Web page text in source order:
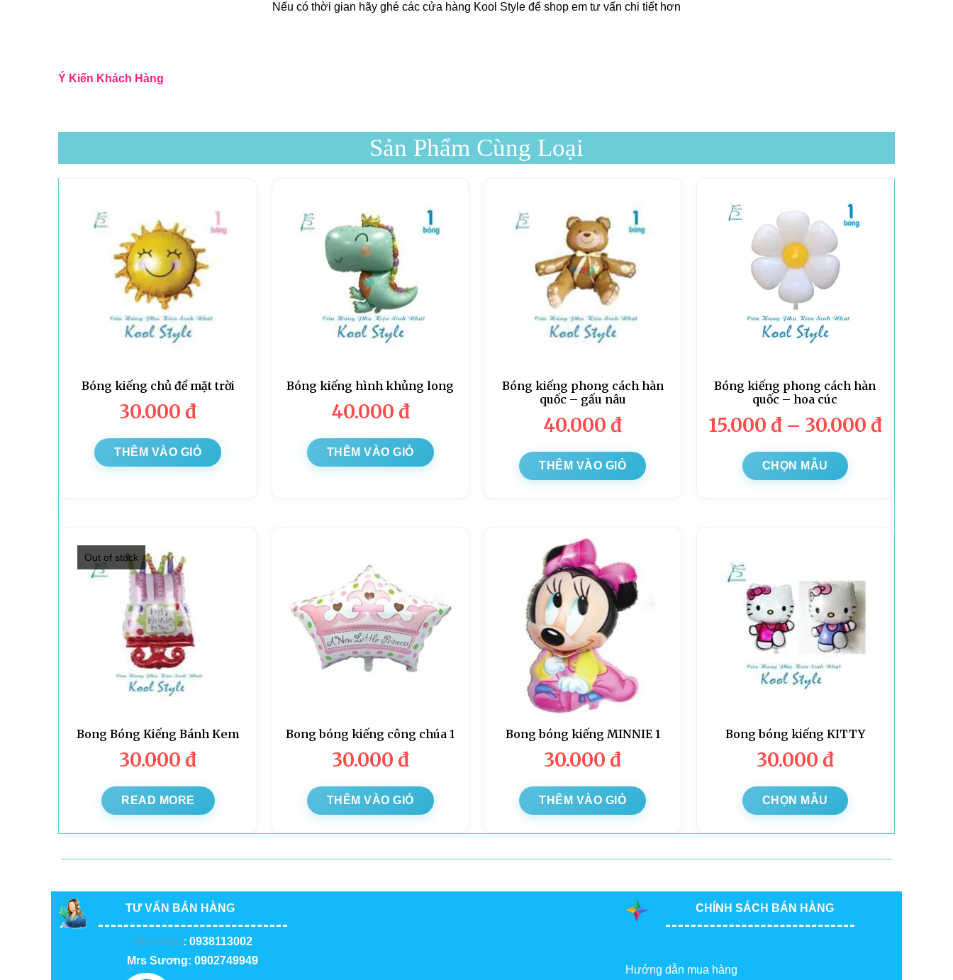
Nếu có thời gian hãy ghé các cửa hàng Kool Style để shop em tư vấn chi tiết hơn
Ý Kiến Khách Hàng
Sản Phẩm Cùng Loại
Bóng kiếng chủ đề mặt trời
30.000đ
THÊM VÀO GIỎ
Bóng kiếng hình khủng long
40.000 đ
THÊM VÀO GIỎ
Bóng kiếng phong cách hàn
quốc – gấu nâu
40.000đ
THÊM VÀO GIỎ
Bóng kiếng phong cách hàn
quốc – hoa cúc
15.000 đ– 30.000 đ
CHỌN MẪU
Out of stock
Bong Bóng Kiếng Bánh Kem
30.000đ
READ MORE
Bong bóng kiếng công chúa 1
30.000 đ
THÊM VÀO GIỎ
Bong bóng kiếng MINNIE 1
30.000đ
THÊM VÀO GIỎ
Bong bóng kiếng KITTY
30.000 đ
CHỌN MẪU
TƯ VẤN BÁN HÀNG
Miss Hảo: 0938113002
Mrs Sương: 0902749949
CHÍNH SÁCH BÁN HÀNG
Hướng dẫn mua hàng